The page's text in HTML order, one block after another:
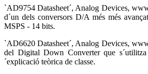
`AD9754 Datasheet´, Analog Devices,
d´un dels conversors D/A més més
MSPS - 14 bits.
`AD6620 Datasheet´, Analog Devices,
del Digital Down Converter que
´explicació teòrica de classe.